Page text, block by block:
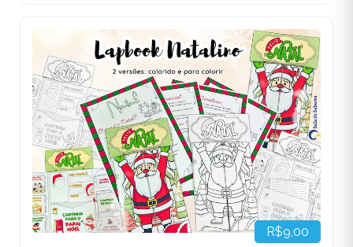
R$9,00